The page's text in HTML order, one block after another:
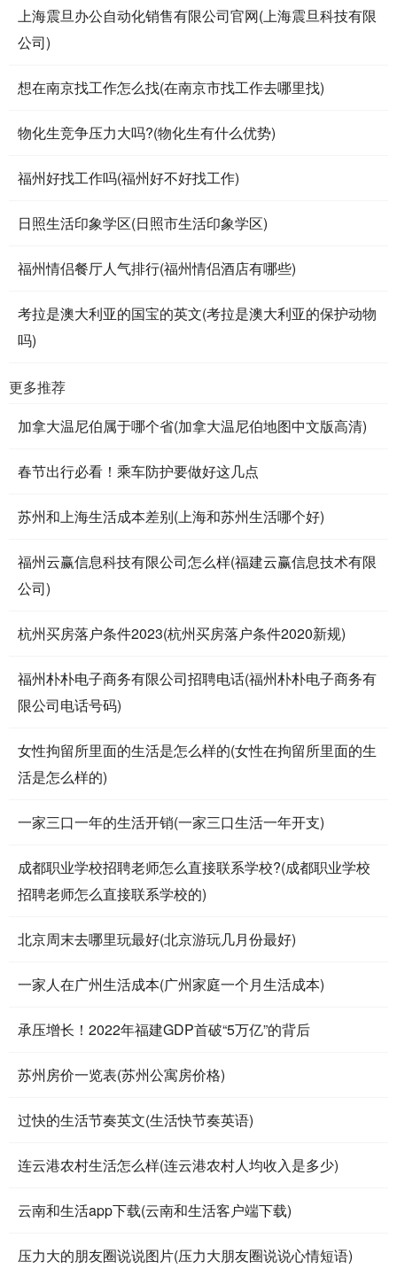
上海震旦办公自动化销售有限公司官网(上海震旦科技有限
公司)
想在南京找工作怎么找(在南京市找工作去哪里找)
物化生竞争压力大吗?(物化生有什么优势)
福州好找工作吗(福州好不好找工作)
日照生活印象学区(日照市生活印象学区)
福州情侣餐厅人气排行(福州情侣酒店有哪些)
考拉是澳大利亚的国宝的英文(考拉是澳大利亚的保护动物
吗)
更多推荐
加拿大温尼伯属于哪个省(加拿大温尼伯地图中文版高清)
春节出行必看！乘车防护要做好这几点
苏州和上海生活成本差别(上海和苏州生活哪个好)
福州云赢信息科技有限公司怎么样(福建云赢信息技术有限
公司)
杭州买房落户条件2023(杭州买房落户条件2020新规)
福州朴朴电子商务有限公司招聘电话(福州朴朴电子商务有
限公司电话号码)
女性拘留所里面的生活是怎么样的(女性在拘留所里面的生
活是怎么样的)
一家三口一年的生活开销(一家三口生活一年开支)
成都职业学校招聘老师怎么直接联系学校?(成都职业学校
招聘老师怎么直接联系学校的)
北京周末去哪里玩最好(北京游玩几月份最好)
一家人在广州生活成本(广州家庭一个月生活成本)
承压增长！2022年福建GDP首破“5万亿”的背后
苏州房价一览表(苏州公寓房价格)
过快的生活节奏英文(生活快节奏英语)
连云港农村生活怎么样(连云港农村人均收入是多少)
云南和生活app下载(云南和生活客户端下载)
压力大的朋友圈说说图片(压力大朋友圈说说心情短语)